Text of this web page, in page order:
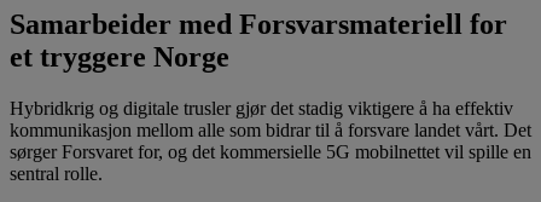
Samarbeider med Forsvarsmateriell for
et tryggere Norge
Hybridkrig og digitale trusler gjør det stadig viktigere å ha effektiv
kommunikasjon mellom alle som bidrar til å forsvare landet vårt. Det
sørger Forsvaret for, og det kommersielle 5G mobilnettet vil spille en
sentral rolle.